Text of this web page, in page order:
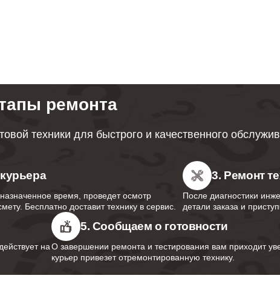
воды
Bork
клапана
ремонта
техники для быстрого и качественного
время, проведет осмотр
Бесплатно доставит технику в сервис.
3. Ремонт
После диагностики
детали заказа и
на
5. Сообщаем о готовности
О завершении ремонта и тестирования вам приходит
курьер привезет отремонтированную технику.